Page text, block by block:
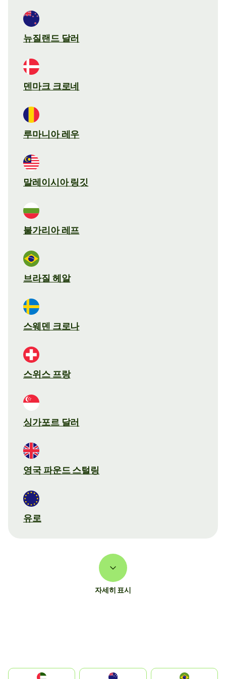
뉴질랜드 달러
덴마크 크로네
루마니아 레우
말레이시아 링깃
불가리아 레프
브라질 헤알
스웨덴 크로나
스위스 프랑
싱가포르 달러
영국 파운드 스털링
유로
자세히 표시